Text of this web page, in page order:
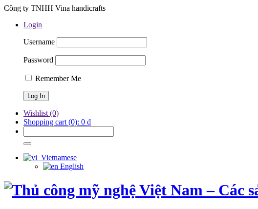
Công ty TNHH Vina handicrafts
Login
Username
Password
Remember Me
Wishlist (0)
Shopping cart (0): 0 ₫
Vietnamese
English